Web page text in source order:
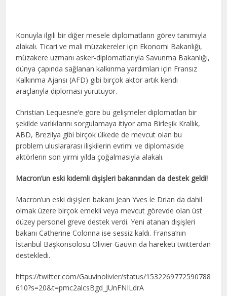
Konuyla ilgili bir diğer mesele diplomatların görev tanımıyla
alakalı. Ticari ve mali müzakereler için Ekonomi Bakanlığı,
müzakere uzmanı asker-diplomatlarıyla Savunma Bakanlığı,
dünya çapında sağlanan kalkınma yardımları için Fransız
Kalkınma Ajansı (AFD) gibi birçok aktör artık kendi
araçlarıyla diplomasi yürütüyor.
Christian Lequesne’e göre bu gelişmeler diplomatları bir
şekilde varlıklarını sorgulamaya itiyor ama Birleşik Krallık,
ABD, Brezilya gibi birçok ülkede de mevcut olan bu
problem uluslararası ilişkilerin evrimi ve diplomaside
aktörlerin son yirmi yılda çoğalmasıyla alakalı.
Macron’un eski kıdemli dışişleri bakanından da destek geldi!
Macron’un eski dışişleri bakanı Jean Yves le Drian da dahil
olmak üzere birçok emekli veya mevcut görevde olan üst
düzey personel greve destek verdi. Yeni atanan dışişleri
bakanı Catherine Colonna ise sessiz kaldı. Fransa’nın
İstanbul Başkonsolosu Olivier Gauvin da hareketi twitterdan
destekledi.
https://twitter.com/Gauvinolivier/status/1532269772590788
610?s=20&t=pmc2alcsBgd_JUnFNILdrA